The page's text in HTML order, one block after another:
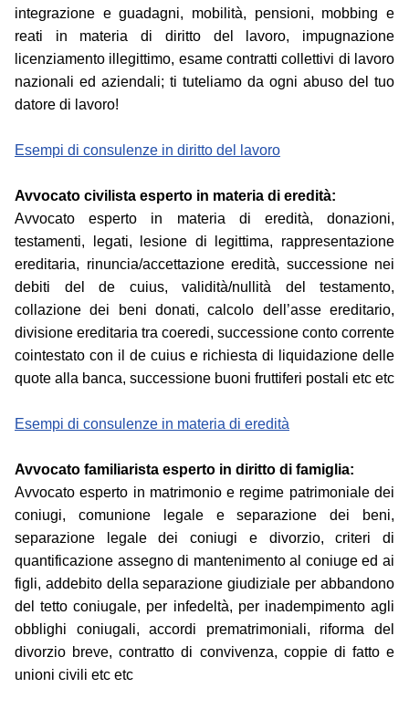
integrazione e guadagni, mobilità, pensioni, mobbing e
reati in materia di diritto del lavoro, impugnazione
licenziamento illegittimo, esame contratti collettivi di lavoro
nazionali ed aziendali; ti tuteliamo da ogni abuso del tuo
datore di lavoro!
Esempi di consulenze in diritto del lavoro
Avvocato civilista esperto in materia di eredità:
Avvocato esperto in materia di eredità, donazioni,
testamenti, legati, lesione di legittima, rappresentazione
ereditaria, rinuncia/accettazione eredità, successione nei
debiti del de cuius, validità/nullità del testamento,
collazione dei beni donati, calcolo dell’asse ereditario,
divisione ereditaria tra coeredi, successione conto corrente
cointestato con il de cuius e richiesta di liquidazione delle
quote alla banca, successione buoni fruttiferi postali etc etc
Esempi di consulenze in materia di eredità
Avvocato familiarista esperto in diritto di famiglia:
Avvocato esperto in matrimonio e regime patrimoniale dei
coniugi, comunione legale e separazione dei beni,
separazione legale dei coniugi e divorzio, criteri di
quantificazione assegno di mantenimento al coniuge ed ai
figli, addebito della separazione giudiziale per abbandono
del tetto coniugale, per infedeltà, per inadempimento agli
obblighi coniugali, accordi prematrimoniali, riforma del
divorzio breve, contratto di convivenza, coppie di fatto e
unioni civili etc etc